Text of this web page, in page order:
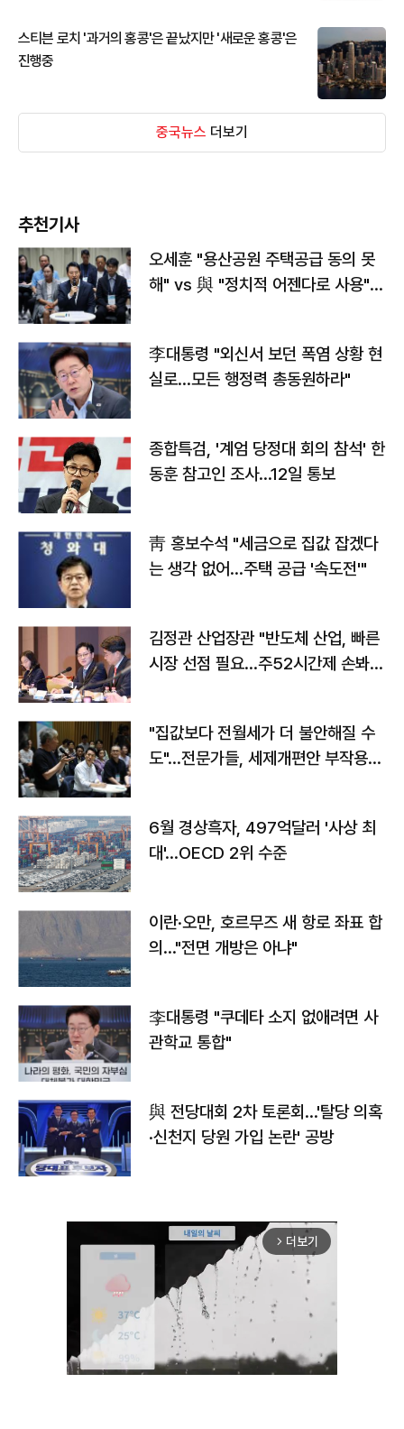
스티븐 로치 '과거의 홍콩'은 끝났지만 '새로운 홍콩'은
진행중
중국뉴스 더보기
추천기사
오세훈 "용산공원 주택공급 동의 못
해" vs 與 "정치적 어젠다로 사용"
李대통령 "외신서 보던 폭염 상황 현
실로…모든 행정력 총동원하라"
종합특검, '계엄 당정대 회의 참석' 한
동훈 참고인 조사...12일 통보
靑 홍보수석 "세금으로 집값 잡겠다
는 생각 없어…주택 공급 '속도전'"
김정관 산업장관 "반도체 산업, 빠른
시장 선점 필요…주52시간제 손봐
"집값보다 전월세가 더 불안해질 수
도"…전문가들, 세제개편안 부작용
6월 경상흑자, 497억달러 '사상 최
대'…OECD 2위 수준
이란·오만, 호르무즈 새 항로 좌표 합
의…"전면 개방은 아냐"
李대통령 "쿠데타 소지 없애려면 사
관학교 통합"
與 전당대회 2차 토론회…'탈당 의혹
·신천지 당원 가입 논란' 공방
arrow_forward_ios 더보기